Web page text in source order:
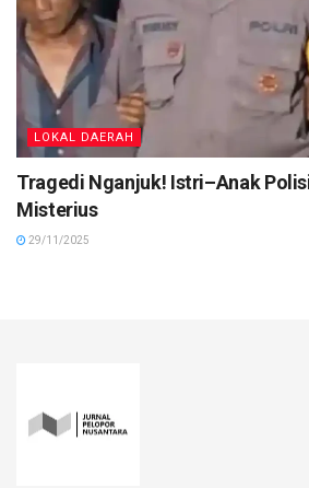
LOKAL DAERAH
Tragedi Nganjuk! Istri–Anak
Misterius
29/11/2025